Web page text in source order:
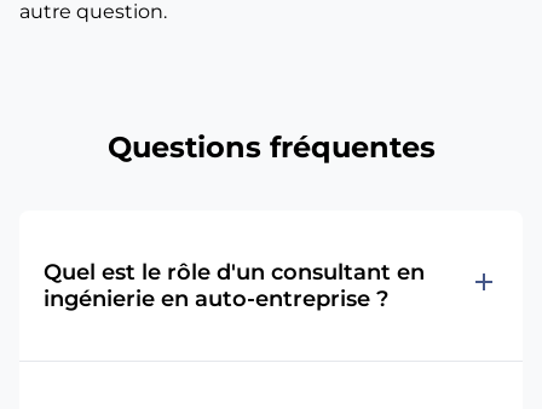
autre question.
Questions fréquentes
Quel est le rôle d'un consultant en
ingénierie en auto-entreprise ?
add